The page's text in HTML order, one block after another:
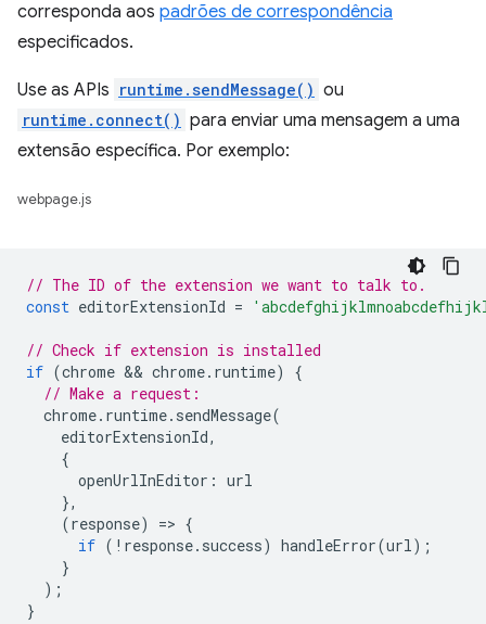
corresponda aos padrões de correspondência
especificados.
Use as APIs runtime.sendMessage() ou
runtime.connect() para enviar uma mensagem a uma
extensão específica. Por exemplo:
webpage.js
// The ID of the extension we want to talk to.
const editorExtensionId =
// Check if extension is installed
if (chrome && chrome. runtime)
{
// Make a request:
chrome. runtime. sendMessage(
editorExtensionId,
{
openUrlInEditor : url
},
(response) => {
if ( ! response. success) handleError(url);
}
);
}